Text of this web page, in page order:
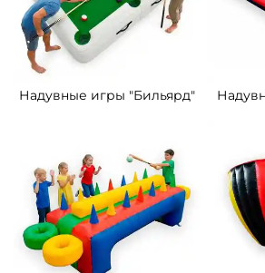
Надувные игры "Бильярд"